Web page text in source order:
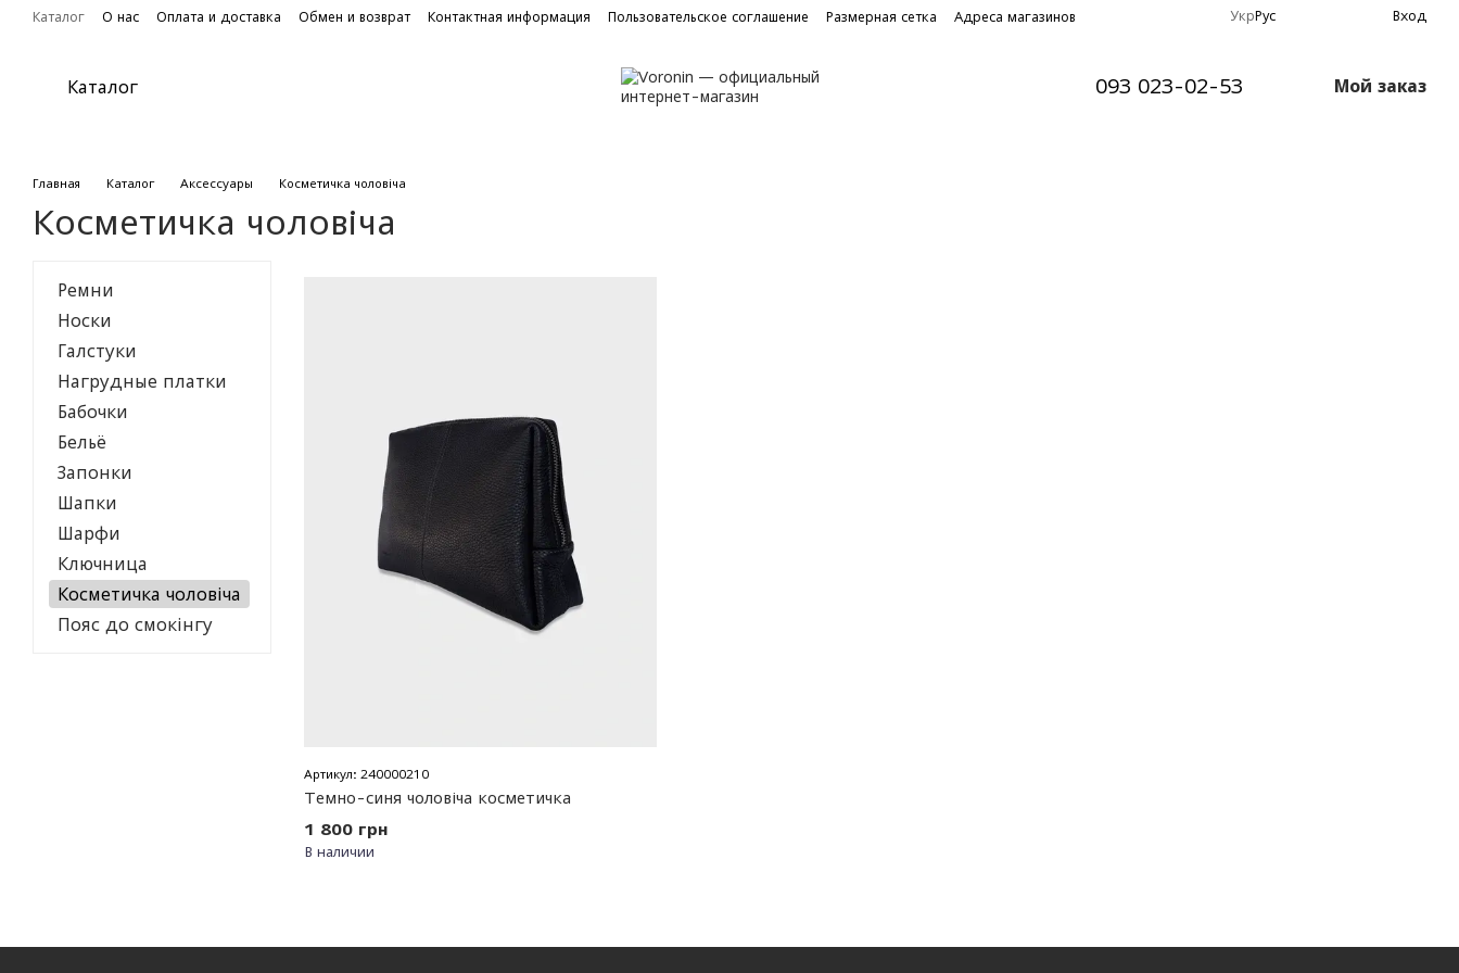
Перейти к основному контенту
Каталог О нас Оплата и доставка Обмен и возврат Контактная информация Пользовательское соглашение Размерная сетка Адреса магазинов УкрРус Вход
Каталог 093 023-02-53 Мой заказ
Главная Каталог Аксессуары Косметичка чоловіча
Косметичка чоловіча
Артикул: 240000210
Темно-синя чоловіча косметичка
1 800 грн
В наличии
Ремни
Носки
Галстуки
Нагрудные платки
Бабочки
Бельё
Запонки
Шапки
Шарфи
Ключница
Косметичка чоловіча
Пояс до смокінгу